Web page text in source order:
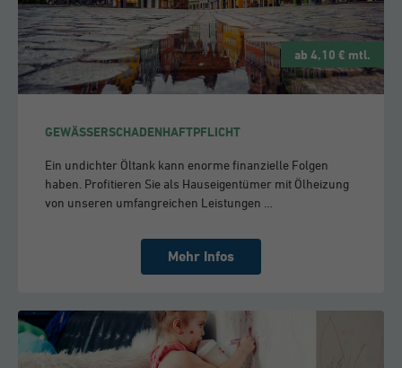
ab 4,10 € mtl.
GEWÄSSERSCHADENHAFTPFLICHT
Ein undichter Öltank kann enorme finanzielle Folgen
haben. Profitieren Sie als Hauseigentümer mit Ölheizung
von unseren umfangreichen Leistungen …
Mehr Infos